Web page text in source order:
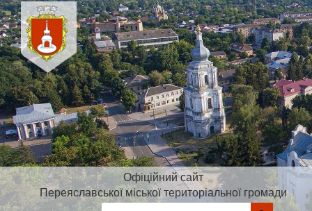
Офіційний сайт
Переяславської міської територіальної громади